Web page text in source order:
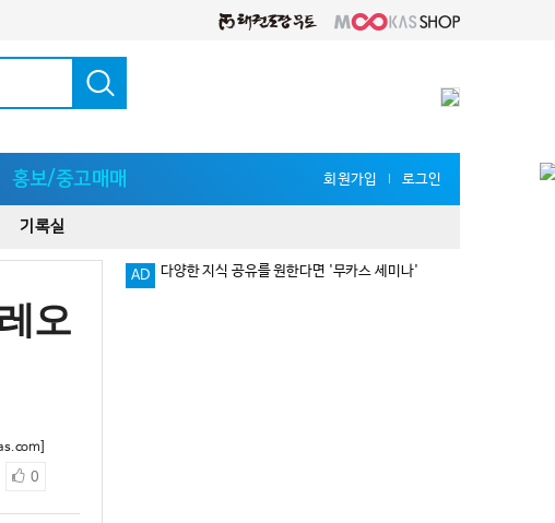
홍보/중고매매 회원가입 l 로그인
기록실
오
0
AD 로그인 없이 댓글 등록 가능!!